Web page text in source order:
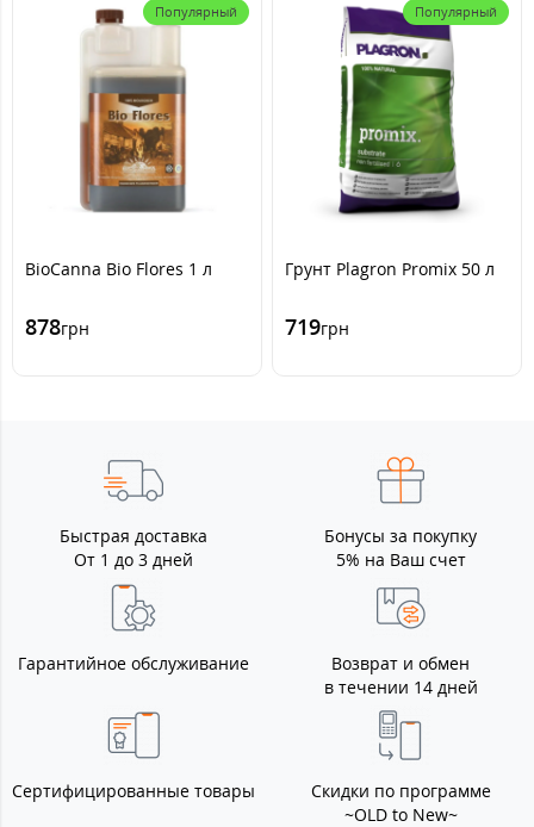
Популярный
BioCanna Bio Flores 1 л
878грн
Популярный
Грунт Plagron Promix 50 л
719грн
Быстрая доставка
От 1 до 3 дней
Бонусы за покупку
5% на Ваш счет
Гарантийное обслуживание
Возврат и обмен
в течении 14 дней
Сертифицированные товары
Скидки по программе
~OLD to New~